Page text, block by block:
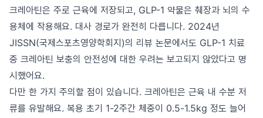
크레아틴은 주로 근육에 저장되고, GLP-1 약물은 췌장과 뇌의 수
용체에 작용해요. 대사 경로가 완전히 다릅니다. 2024년
JISSN(국제스포츠영양학회지)의 리뷰 논문에서도 GLP-1 치료
중 크레아틴 보충의 안전성에 대한 우려는 보고되지 않았다고 명
시했어요.
다만 한 가지 주의할 점이 있습니다. 크레아틴은 근육 내 수분 저
류를 유발해요. 복용 초기 1-2주간 체중이 0.5-1.5kg 정도 늘어